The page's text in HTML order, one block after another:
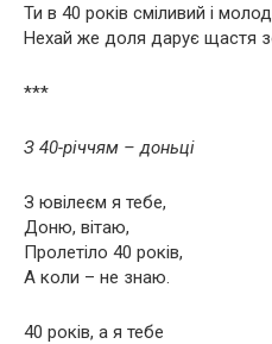
Ти в 40 років сміливий і
Нехай же доля дарує щастя
***
З 40-річчям – доньці
З ювілеєм я тебе,
Доню, вітаю,
Пролетіло 40 років,
А коли – не знаю.
40 років, а я тебе